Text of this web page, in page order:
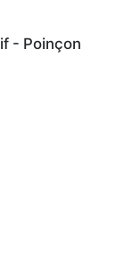
- Poinçon